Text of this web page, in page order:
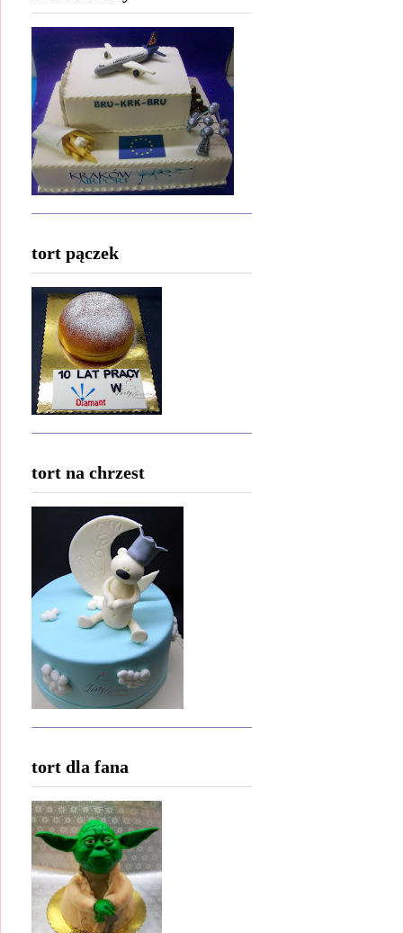
tort pączek
tort na chrzest
tort dla fana